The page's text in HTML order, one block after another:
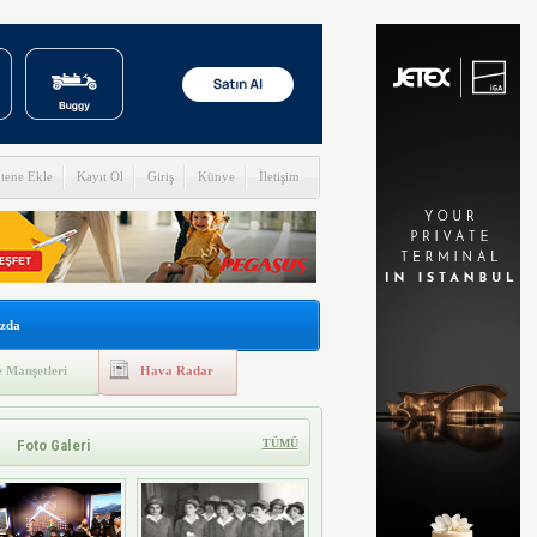
Ekle Kayıt Ol Giriş Künye İletişim
Manşetleri Hava Radar
Foto Galeri TÜMÜ